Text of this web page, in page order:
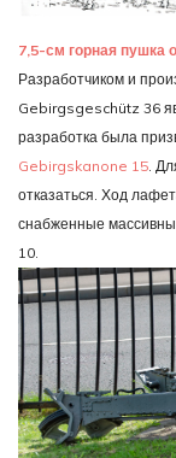
7,5-см горная пушка
Разработчиком и
Gebirgsgeschütz 36
разработка была
Gebirgskanone 15 .
отказаться. Ход
снабженные
10.